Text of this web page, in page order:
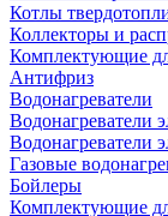
Котлы
Коллекторы и
Комплектующие
Антифриз
Водонагреватели
Водонагреватели
Водонагреватели
Газовые
Бойлеры
Комплектующие